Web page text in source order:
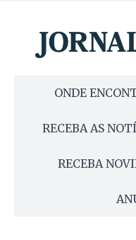
ONDE
RECEBA AS
RECEBA